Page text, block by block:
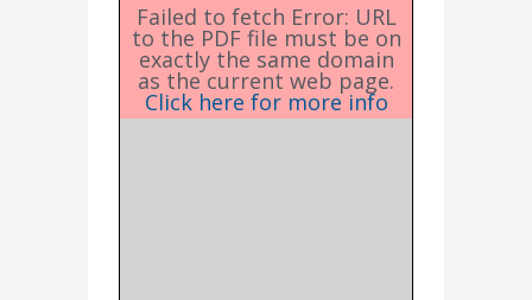
Failed to fetch Error: URL
to the PDF file must be on
exactly the same domain
as the current web page.
Click here for more info